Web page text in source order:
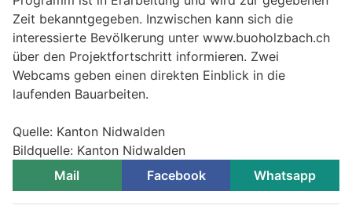
Zeit bekanntgegeben. Inzwischen kann sich die
interessierte Bevölkerung unter www.buoholzbach.ch
über den Projektfortschritt informieren. Zwei
Webcams geben einen direkten Einblick in die
laufenden Bauarbeiten.
Quelle: Kanton Nidwalden
Bildquelle: Kanton Nidwalden
Mail
Facebook Whatsapp